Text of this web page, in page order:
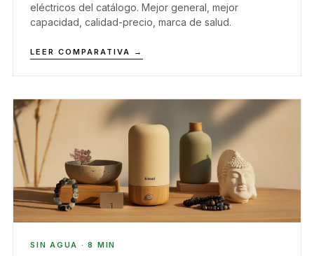
eléctricos del catálogo. Mejor general, mejor
capacidad, calidad-precio, marca de salud.
LEER COMPARATIVA →
SIN AGUA · 8 MIN